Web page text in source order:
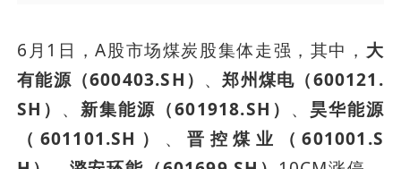
6月1日，A股市场煤炭股集体走强，其中， 大
有能源（600403.SH） 、郑州煤电（600121.
SH） 、新集能源（601918.SH） 、 昊华能源
（601101.SH） 、晋控煤业（601001.S